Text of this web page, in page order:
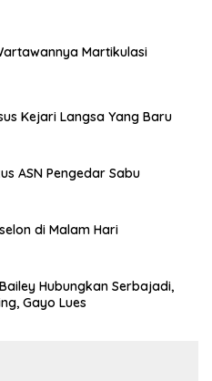
Martikulasi
Kejari Langsa Yang Baru
ASN Pengedar Sabu
di Malam Hari
Hubungkan Serbajadi,
Gayo Lues